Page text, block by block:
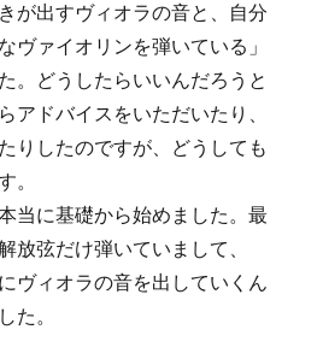
が出すヴィオラの音と、自分
ヴァイオリンを弾いている」
。どうしたらいいんだろうと
アドバイスをいただいたり、
りしたのですが、どうしても
。
当に基礎から始めました。最
放弦だけ弾いていまして、
ヴィオラの音を出していくん
た。